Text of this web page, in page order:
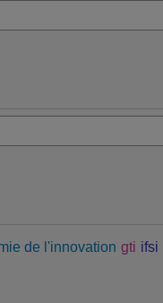
de l'innovation gti ifsi